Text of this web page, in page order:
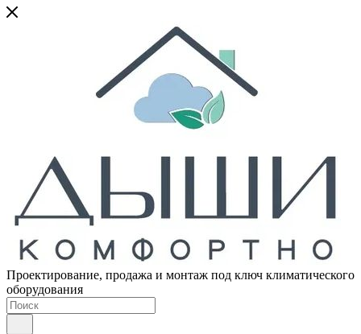
Проектирование, продажа и монтаж под ключ климатического
оборудования